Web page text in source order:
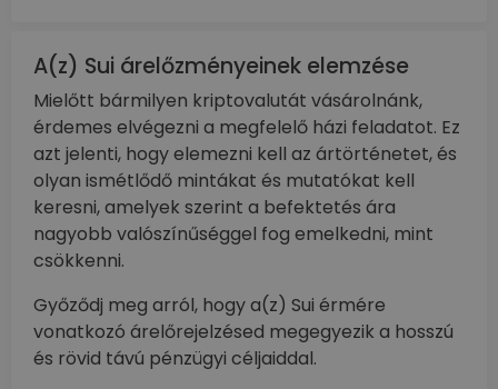
A(z) Sui árelőzményeinek elemzése
Mielőtt bármilyen kriptovalutát vásárolnánk,
érdemes elvégezni a megfelelő házi feladatot. Ez
azt jelenti, hogy elemezni kell az ártörténetet, és
olyan ismétlődő mintákat és mutatókat kell
keresni, amelyek szerint a befektetés ára
nagyobb valószínűséggel fog emelkedni, mint
csökkenni.
Győződj meg arról, hogy a(z) Sui érmére
vonatkozó árelőrejelzésed megegyezik a hosszú
és rövid távú pénzügyi céljaiddal.